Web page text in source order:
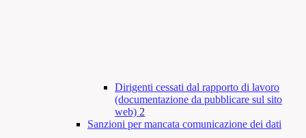
Dirigenti cessati dal rapporto di lavoro
(documentazione da pubblicare sul sito
web) 2
Sanzioni per mancata comunicazione dei dati